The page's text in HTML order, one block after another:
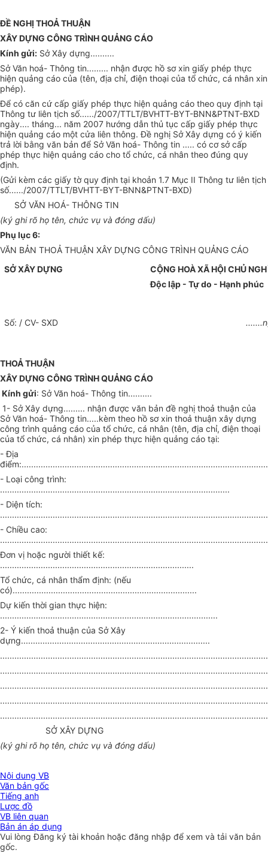
ĐỀ NGHỊ THOẢ THUẬN
XÂY DỰNG CÔNG TRÌNH QUẢNG CÁO
Kính gửi: Sở Xây dựng..........
Sở Văn hoá- Thông tin......... nhận được hồ sơ xin giấy phép thực
hiện quảng cáo của (tên, địa chỉ, điện thoại của tổ chức, cá nhân xin
phép).
Để có căn cứ cấp giấy phép thực hiện quảng cáo theo quy định tại
Thông tư liên tịch số....../2007/TTLT/BVHTT-BYT-BNN&PTNT-BXD
ngày.... tháng... năm 2007 hướng dẫn thủ tục cấp giấy phép thực
hiện quảng cáo một cửa liên thông. Đề nghị Sở Xây dựng có ý kiến
trả lời bằng văn bản để Sở Văn hoá- Thông tin ..... có cơ sở cấp
phép thực hiện quảng cáo cho tổ chức, cá nhân theo đúng quy
định.
(Gửi kèm các giấy tờ quy định tại khoản 1.7 Mục II Thông tư liên tịch
số....../2007/TTLT/BVHTT-BYT-BNN&PTNT-BXD)
SỞ VĂN HOÁ- THÔNG TIN
(ký ghi rõ họ tên, chức vụ và đóng dấu)
Phụ lục 6:
VĂN BẢN THOẢ THUẬN XÂY DỰNG CÔNG TRÌNH QUẢNG CÁO
SỞ XÂY DỰNG
CỘNG HOÀ XÃ HỘI CHỦ
Độc lập - Tự do - Hạnh phúc
Số: / CV- SXD
THOẢ THUẬN
XÂY DỰNG CÔNG TRÌNH QUẢNG CÁO
Kính gửi: Sở Văn hoá- Thông tin..........
1- Sở Xây dựng......... nhận được văn bản đề nghị thoả thuận của
Sở Văn hoá- Thông tin.....kèm theo hồ sơ xin thoả thuận xây dựng
công trình quảng cáo của tổ chức, cá nhân (tên, địa chỉ, điện thoại
của tổ chức, cá nhân) xin phép thực hiện quảng cáo tại:
- Địa
- Loại công trình:
................................................................................................
- Diện tích:
................................................................................................................
- Chiều cao:
Đơn vị hoặc người thiết kế:
.................................................................................
Tổ chức, cá nhân thẩm định: (nếu
có).............................................................................
Dự kiến thời gian thực hiện:
...........................................................................................
2- Ý kiến thoả thuận của Sở Xây
dựng...............................................................................
SỞ XÂY DỰNG
(ký ghi rõ họ tên, chức vụ và đóng dấu)
Nội dung VB
Văn bản gốc
Tiếng anh
Lược đồ
VB liên quan
Bản án áp dụng
Vui lòngĐăng ký tài khoản hoặc đăng nhập để xem và tải văn bản
gốc.